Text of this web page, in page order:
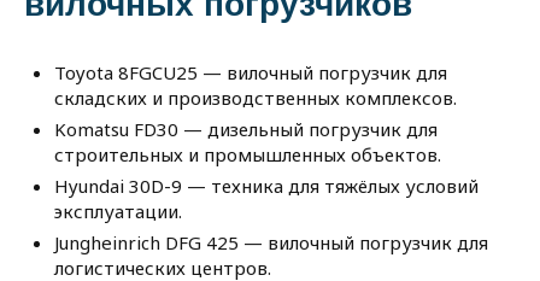
Toyota 8FGCU25 — вилочный погрузчик для
складских и производственных комплексов.
Komatsu FD30 — дизельный погрузчик для
строительных и промышленных объектов.
Hyundai 30D-9 — техника для тяжёлых условий
эксплуатации.
Jungheinrich DFG 425 — вилочный погрузчик для
логистических центров.